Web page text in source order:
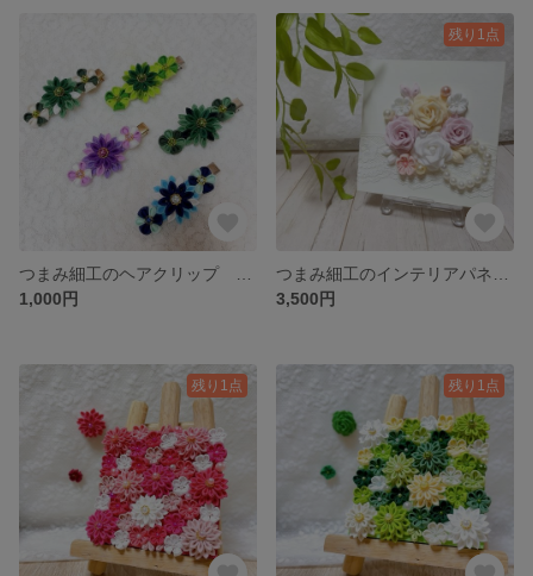
1,000円
残り1点
3,500円
残り1点 残り1点